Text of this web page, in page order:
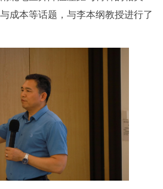
成本等话题，与李本纲教授进行了